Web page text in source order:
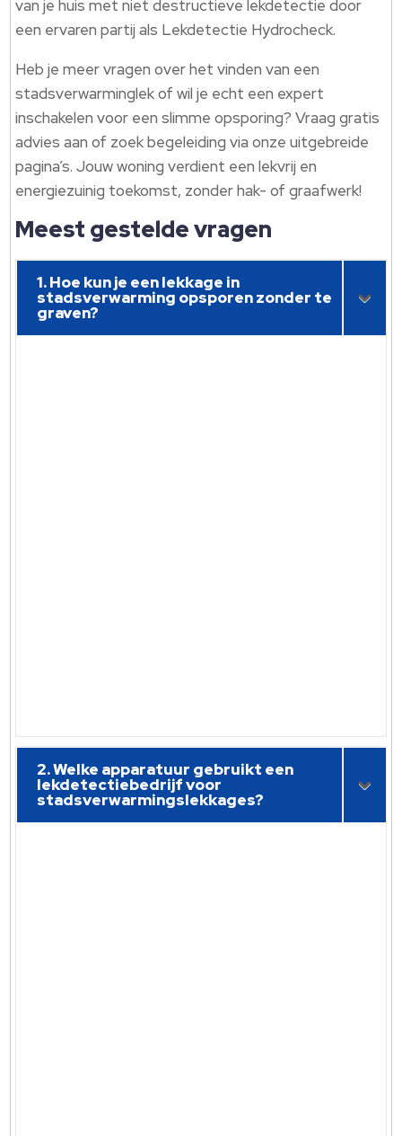
van je huis met niet destructieve lekdetectie door
een ervaren partij als Lekdetectie Hydrocheck.
Heb je meer vragen over het vinden van een
stadsverwarminglek of wil je echt een expert
inschakelen voor een slimme opsporing? Vraag gratis
advies aan of zoek begeleiding via onze uitgebreide
pagina’s. Jouw woning verdient een lekvrij en
energiezuinig toekomst, zonder hak- of graafwerk!
Meest gestelde vragen
1. Hoe kun je een lekkage in
stadsverwarming opsporen zonder te
graven?
2. Welke apparatuur gebruikt een
lekdetectiebedrijf voor
stadsverwarmingslekkages?